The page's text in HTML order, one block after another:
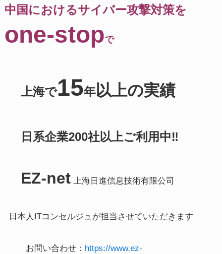
中国におけるサイバー攻撃対策を
one-stopで
上海で15年以上の実績
日系企業200社以上ご利用中‼️
EZ-net上海日進信息技術有限公司
日本人ITコンセルジュが担当させていただきます
お問い合わせ： https://www.ez-